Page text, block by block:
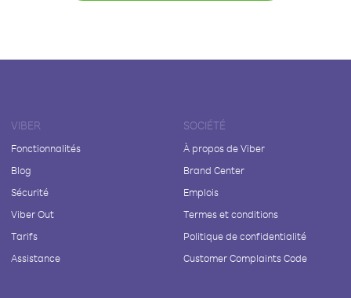
VIBER
Fonctionnalités
Blog
Sécurité
Viber Out
Tarifs
Assistance
SOCIÉTÉ
À propos de Viber
Brand Center
Emplois
Termes et conditions
Politique de confidentialité
Customer Complaints Code